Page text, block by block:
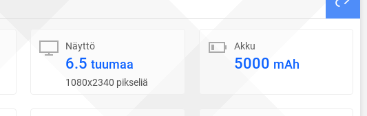
Näyttö
6.5tuumaa
1080x2340 pikseliä
Akku
5000 mAh